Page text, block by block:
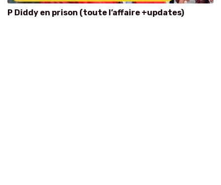
P Diddy en prison (toute l’affaire +updates)